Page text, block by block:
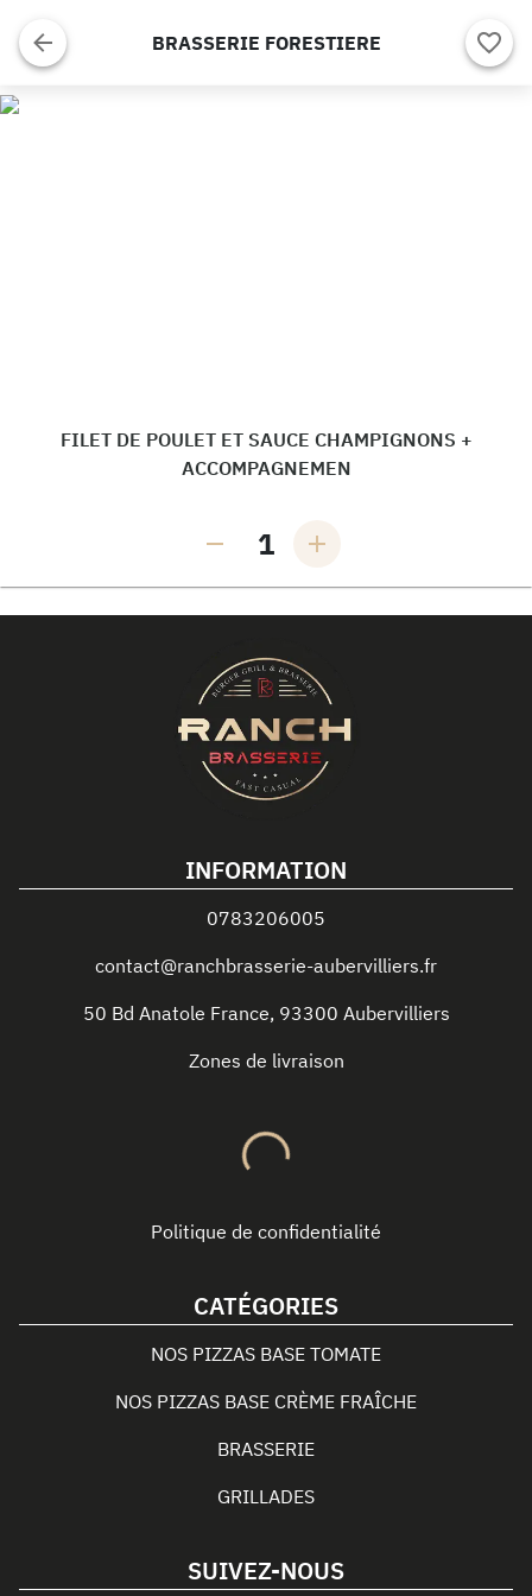
BRASSERIE FORESTIERE
FILET DE POULET ET SAUCE CHAMPIGNONS +
ACCOMPAGNEMEN
1
INFORMATION
0783206005
contact@ranchbrasserie-aubervilliers.fr
50 Bd Anatole France, 93300 Aubervilliers
Zones de livraison
Politique de confidentialité
CATÉGORIES
NOS PIZZAS BASE TOMATE
NOS PIZZAS BASE CRÈME FRAÎCHE
BRASSERIE
GRILLADES
SUIVEZ-NOUS